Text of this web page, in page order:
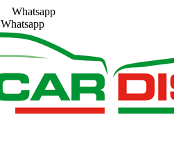
Whatsapp
Whatsapp